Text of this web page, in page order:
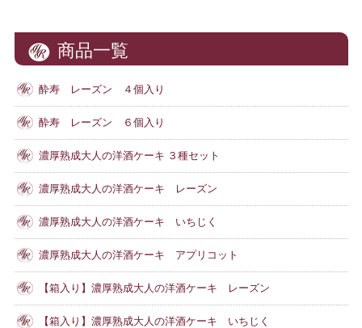
商品一覧
酔寿 レーズン ４個入り
酔寿 レーズン ６個入り
濃厚熟成大人の洋酒ケーキ ３種セット
濃厚熟成大人の洋酒ケーキ レーズン
濃厚熟成大人の洋酒ケーキ いちじく
濃厚熟成大人の洋酒ケーキ アプリコット
【箱入り】濃厚熟成大人の洋酒ケーキ レーズン
【箱入り】濃厚熟成大人の洋酒ケーキ いちじく